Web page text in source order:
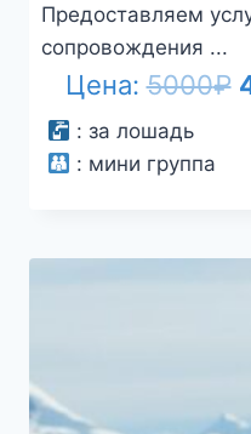
Предоставляем
сопровождения ...
Цена:5000₽
: за лошадь
: мини группа